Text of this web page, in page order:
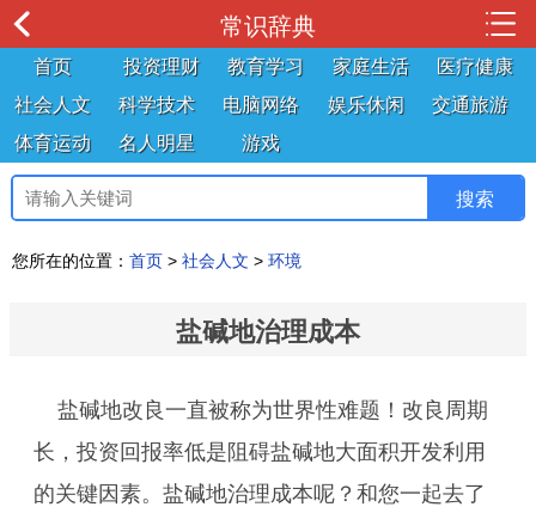
常识辞典
首页 投资理财 教育学习 家庭生活
医疗健康
社会人文
科学技术 电脑网络 娱乐休闲
交通旅游
体育运动
名人明星 游戏
您所在的位置： 首页 > 社会人文 > 环境
盐碱地治理成本
盐碱地改良一直被称为世界性难题！改良周期
长，投资回报率低是阻碍盐碱地大面积开发利用
的关键因素。盐碱地治理成本呢？和您一起去了